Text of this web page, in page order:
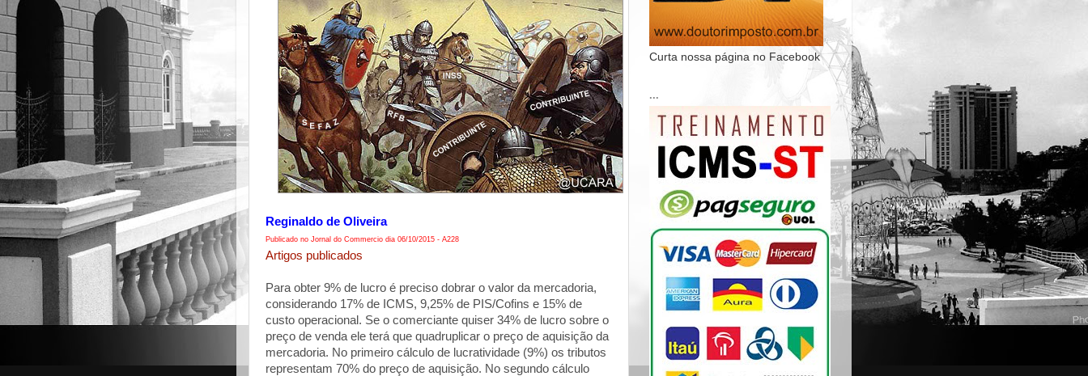
Reginaldo de Oliveira
Publicado no Jornal do Commercio dia 06/10/2015 - A228
Artigos publicados
Para obter 9% de lucro é preciso dobrar o valor da mercadoria,
considerando 17% de ICMS, 9,25% de PIS/Cofins e 15% de
custo operacional. Se o comerciante quiser 34% de lucro sobre o
preço de venda ele terá que quadruplicar o preço de aquisição da
mercadoria. No primeiro cálculo de lucratividade (9%) os tributos
representam 70% do preço de aquisição. No segundo cálculo
Curta nossa página no Facebook
...